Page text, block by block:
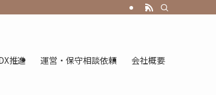
推進 運営・保守相談依頼 会社概要